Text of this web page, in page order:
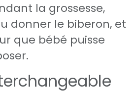
la grossesse,
donner le biberon, et
que bébé puisse